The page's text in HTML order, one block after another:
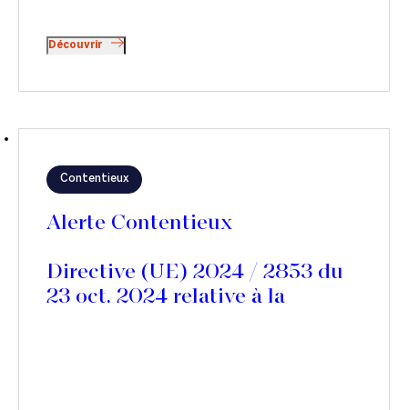
Découvrir
Contentieux
Alerte Contentieux
Directive (UE) 2024 / 2853 du
23 oct. 2024 relative à la